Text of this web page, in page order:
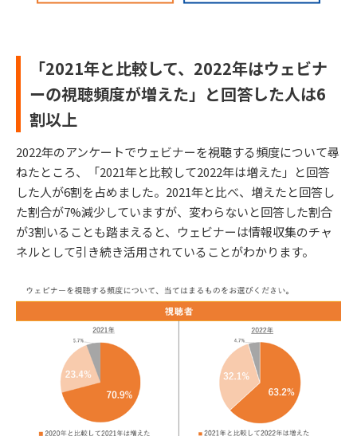
「2021年と比較して、2022年はウェビナ
ーの視聴頻度が増えた」と回答した人は6
割以上
2022年のアンケートでウェビナーを視聴する頻度について尋
ねたところ、「2021年と比較して2022年は増えた」と回答
した人が6割を占めました。2021年と比べ、増えたと回答し
た割合が7%減少していますが、変わらないと回答した割合
が3割いることも踏まえると、ウェビナーは情報収集のチャ
ネルとして引き続き活用されていることがわかります。